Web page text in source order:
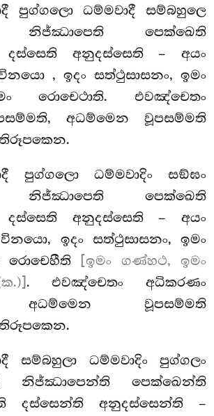
පුග්ගලො ධම්මවාදී සම්බහුලෙ
නිජ්ඣාපෙති පෙක්ඛෙති
දස්සෙති අනුදස්සෙති – අයං
, ඉදං සත්ථුසාසනං, ඉමං
රොචෙථාති. එවඤ්චෙතං
අධම්මෙන වූපසම්මති
පුග්ගලො ධම්මවාදිං සඞ්ඝං
නිජ්ඣාපෙති පෙක්ඛෙති
දස්සෙති අනුදස්සෙති – අයං
ඉදං සත්ථුසාසනං, ඉමං
රොචෙහීති
[ඉමං ගණ්හථ, ඉමං
. එවඤ්චෙතං අධිකරණං
අධම්මෙන වූපසම්මති
සම්බහුලා ධම්මවාදිං පුග්ගලං
නිජ්ඣාපෙන්ති පෙක්ඛෙන්ති
දස්සෙන්ති අනුදස්සෙන්ති –